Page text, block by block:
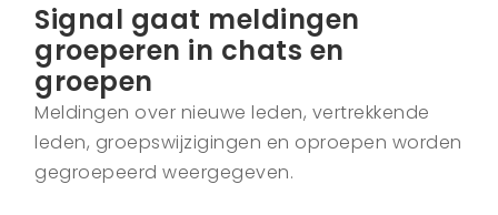
Signal gaat meldingen
groeperen in chats en
groepen
Meldingen over nieuwe leden, vertrekkende
leden, groepswijzigingen en oproepen worden
gegroepeerd weergegeven.